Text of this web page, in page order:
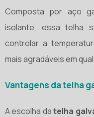
Composta por aço
isolante, essa telha
controlar a
mais agradáveis em
Vantagens datelha
A escolha datelha